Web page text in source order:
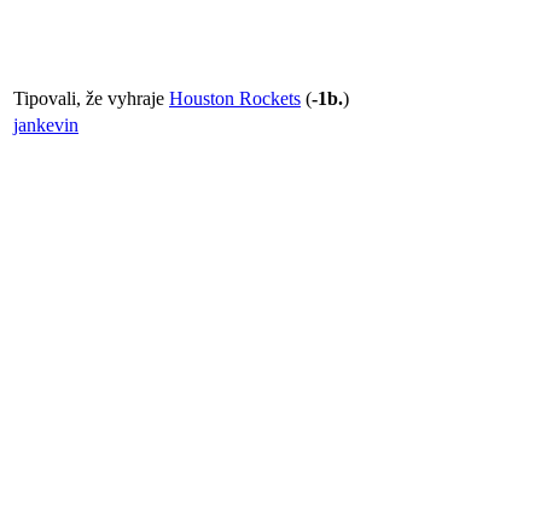
Tipovali, že vyhraje Houston Rockets (-1b.)
jankevin